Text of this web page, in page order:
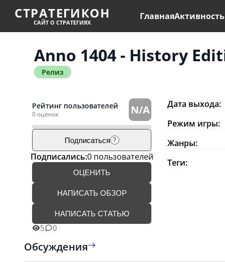
СТРАТЕГИКОН
САЙТ О СТРАТЕГИЯХ
ГлавнаяАктивность
Anno 1404 - History
Релиз
Рейтинг пользователей
0 оценок N/A
Подписаться ?
Подписались:0 пользователей
ОЦЕНИТЬ
НАПИСАТЬ ОБЗОР
НАПИСАТЬ СТАТЬЮ
5 0
Дата выхода:
Режим игры:
Жанры:
Теги:
Обсуждения